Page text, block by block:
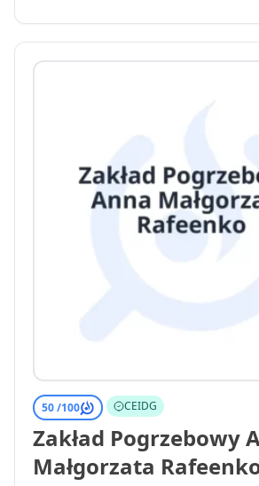
50 /100 CEIDG
Zakład Pogrzebowy
Małgorzata